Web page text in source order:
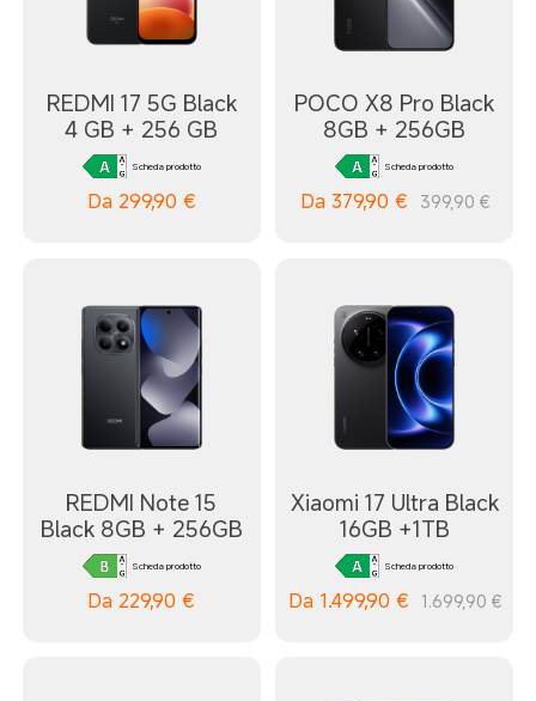
REDMI 17 5G Black
4 GB + 256 GB
Scheda prodotto
Da 299,90 €
POCO X8 Pro Black
8GB + 256GB
Scheda prodotto
Da 379,90 € 399,90 €
REDMI Note 15
Black 8GB + 256GB
Scheda prodotto
Da 229,90 €
Xiaomi 17 Ultra Black
16GB +1TB
Scheda prodotto
Da 1.499,90 € 1.699,90 €